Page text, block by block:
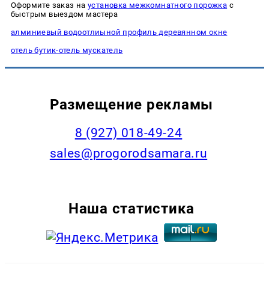
Оформите заказ наустановка межкомнатного порожка с
быстрым выездом мастера
алминиевый водоотлиыной профиль деревянном окне
отель бутик-отель мускатель
Размещение рекламы
8 (927) 018-49-24
sales@progorodsamara.ru
Наша статистика